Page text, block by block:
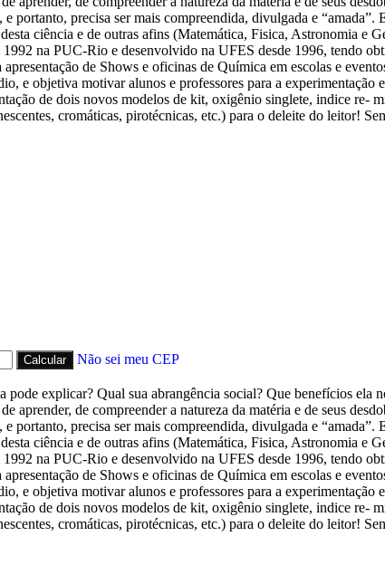
portanto, precisa ser mais compreendida, divulgada e
desta ciência e de outras afins (Matemática, Fisica, Astronomia
na PUC-Rio e desenvolvido na UFES desde 1996, tendo
de Shows e oficinas de Química em escolas e
e objetiva motivar alunos e professores para a
de dois novos modelos de kit, oxigênio singlete, indice
cromáticas, pirotécnicas, etc.) para o deleite do leitor!
Não sei meu CEP
explicar? Qual sua abrangência social? Que benefícios ela
aprender, de compreender a natureza da matéria e de seus
portanto, precisa ser mais compreendida, divulgada e
desta ciência e de outras afins (Matemática, Fisica, Astronomia
na PUC-Rio e desenvolvido na UFES desde 1996, tendo
de Shows e oficinas de Química em escolas e
e objetiva motivar alunos e professores para a
de dois novos modelos de kit, oxigênio singlete, indice
cromáticas, pirotécnicas, etc.) para o deleite do leitor!